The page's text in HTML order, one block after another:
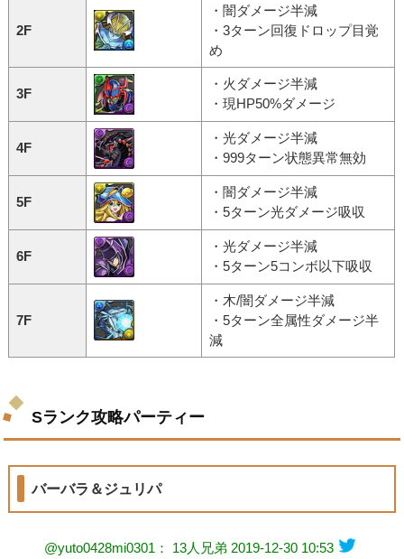
2F
・闇ダメージ半減
・3ターン回復ドロップ目覚
め
3F
・火ダメージ半減
・現HP50%ダメージ
4F
・光ダメージ半減
・999ターン状態異常無効
5F
・闇ダメージ半減
・5ターン光ダメージ吸収
6F
・光ダメージ半減
・5ターン5コンボ以下吸収
7F
・木/闇ダメージ半減
・5ターン全属性ダメージ半
減
Sランク攻略パーティー
バーバラ＆ジュリパ
@yuto0428mi0301： 13人兄弟 2019-12-30 10:53